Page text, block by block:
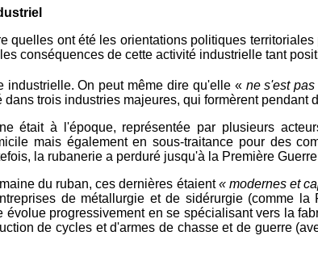
quelles ont été les orientations politiques
conséquences de cette activité industrielle tant
On peut même dire qu'elle « ne s'est
trois industries majeures, qui formèrent
était à l'époque, représentée par plusieurs
mais également en sous-traitance pour des
la rubanerie a perduré jusqu'à la Première
du ruban, ces dernières étaient« modernes et
de métallurgie et de sidérurgie (comme
progressivement en se spécialisant vers la
de cycles et d'armes de chasse et de guerre